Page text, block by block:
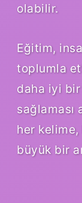
olabilir.
Eğitim,
toplumla
daha iyi
sağlaması
her
büyük bir